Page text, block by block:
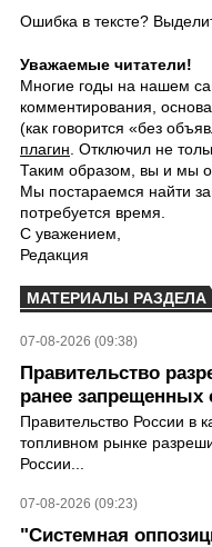
Ошибка в тексте?
Уважаемые читатели!
Многие годы на нашем
комментирования,
(как говорится «без
плагин . Отключил не
Таким образом, вы и мы
Мы постараемся найти
потребуется время.
С уважением,
Редакция
МАТЕРИАЛЫ РАЗДЕЛА
07-08-2026 (09:38)
Правительство
ранее запрещенных
Правительство России в
топливном рынке
России...
07-08-2026 (09:23)
"Системная